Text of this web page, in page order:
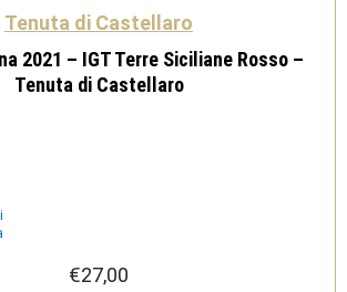
Tenuta di Castellaro
2021 – IGT Terre Siciliane Rosso –
Tenuta di Castellaro
€27,00